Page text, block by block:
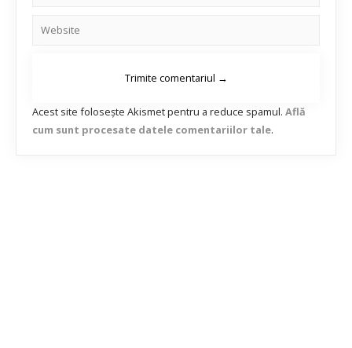
Acest site folosește Akismet pentru a reduce spamul. Află
cum sunt procesate datele comentariilor tale.